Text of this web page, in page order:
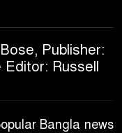
Publisher:
Editor: Russell
Bangla news